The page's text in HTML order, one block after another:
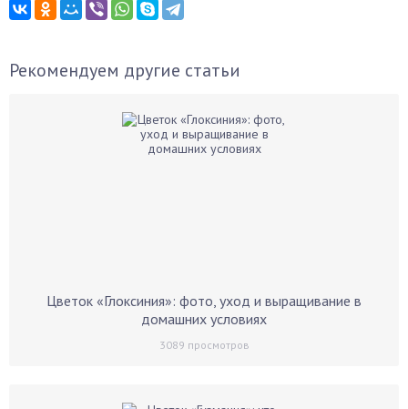
Рекомендуем другие статьи
Цветок «Глоксиния»: фото, уход и выращивание в
домашних условиях
3089 просмотров